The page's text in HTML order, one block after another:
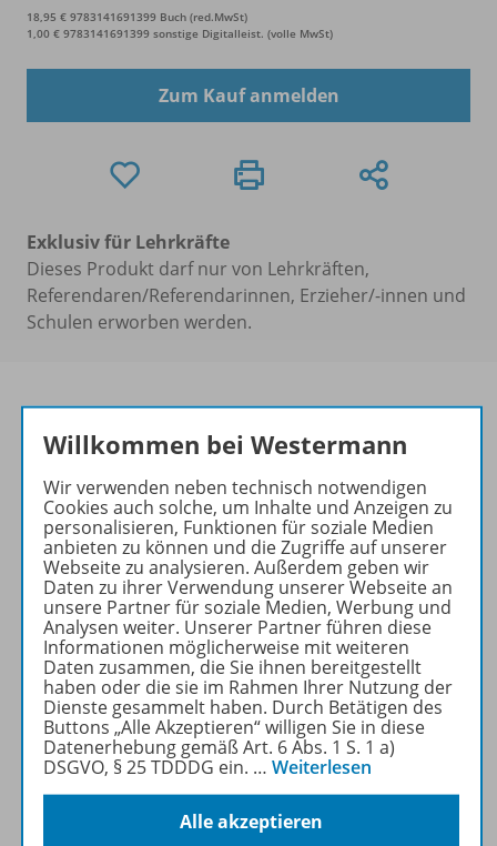
18,95 € 9783141691399 Buch (red.MwSt)
1,00 € 9783141691399 sonstige Digitalleist. (volle MwSt)
Zum Kauf anmelden
Exklusiv für Lehrkräfte
Dieses Produkt darf nur von Lehrkräften,
Referendaren/Referendarinnen, Erzieher/-innen und
Schulen erworben werden.
Beschreibung
Zugehörige Produkte
Inhaltsverzeichnis
Willkommen bei Westermann
Wir verwenden neben technisch notwendigen
Cookies auch solche, um Inhalte und Anzeigen zu
personalisieren, Funktionen für soziale Medien
anbieten zu können und die Zugriffe auf unserer
Webseite zu analysieren. Außerdem geben wir
Daten zu ihrer Verwendung unserer Webseite an
unsere Partner für soziale Medien, Werbung und
Analysen weiter. Unserer Partner führen diese
Informationen möglicherweise mit weiteren
Daten zusammen, die Sie ihnen bereitgestellt
haben oder die sie im Rahmen Ihrer Nutzung der
Dienste gesammelt haben. Durch Betätigen des
Buttons „Alle Akzeptieren“ willigen Sie in diese
Datenerhebung gemäß Art. 6 Abs. 1 S. 1 a)
DSGVO, § 25 TDDDG ein. … Weiterlesen
Alle akzeptieren